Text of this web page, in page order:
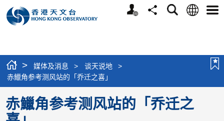
个
分
搜
语
选
> 媒体及消息 > 谈天说地
>
赤鱲角参考测风站的「乔迁之喜」
赤鱲角参考测风站的「乔迁之